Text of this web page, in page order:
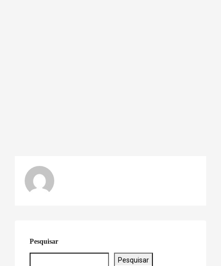
Pesquisar
Pesquisar